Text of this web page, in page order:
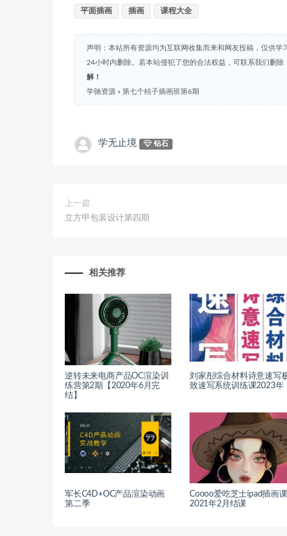
平面插画 插画 课程大全
声明：本站所有资源均为互联网收集而来和网友投稿，仅供
24小时内删除。若本站侵犯了您的合法权益，可联系我们删
解！
学驰资源 » 第七个桔子插画班第6期
学无止境 钻石
上一篇
立方甲包装设计第四期
相关推荐
逆转未来电商产品OC渲染训
练营第2期【2020年6月完
结】
刘家彤综合材料诗意速写
致速写系统训练课2023年
军长C4D+OC产品渲染动画
第二季
Coooo爱吃芝士ipad插画
2021年2月结课